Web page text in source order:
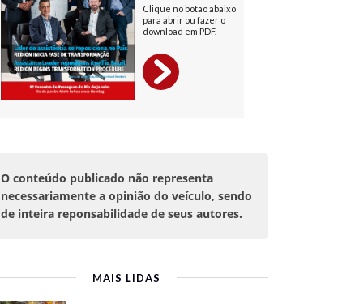
O conteúdo publicado não representa
necessariamente a opinião do veículo, sendo
de inteira reponsabilidade de seus autores.
MAIS LIDAS